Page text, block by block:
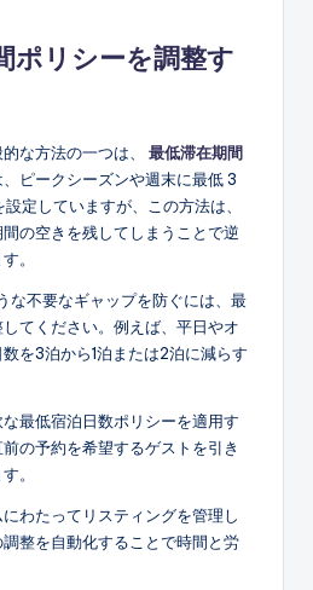
ポリシーを調整す
な方法の一つは、 最低滞在期間
ピークシーズンや週末に最低 3
定していますが、この方法は、
の空きを残してしまうことで逆
。
な不要なギャップを防ぐには、最
てください。例えば、平日やオ
を3泊から1泊または2泊に減らす
最低宿泊日数ポリシーを適用す
の予約を希望するゲストを引き
。
わたってリスティングを管理し
整を自動化することで時間と労